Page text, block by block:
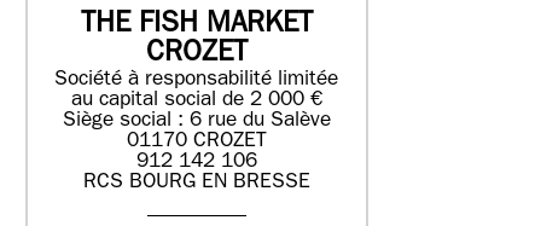
THE FISH MARKET
CROZET
Société à responsabilité limitée
au capital social de 2 000 €
Siège social : 6 rue du Salève
01170 CROZET
912 142 106
RCS BOURG EN BRESSE